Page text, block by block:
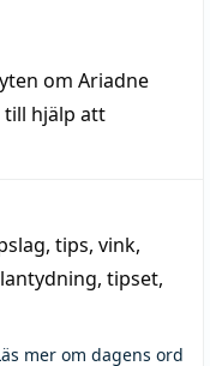
om Ariadne
till hjälp att
, tips, vink,
tipset,
mer om dagens ord